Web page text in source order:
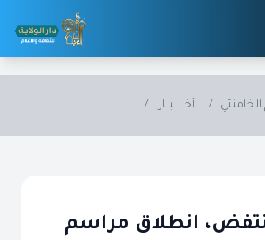
الخامنئي / أخــــــبــار /
انطلاق مراسم